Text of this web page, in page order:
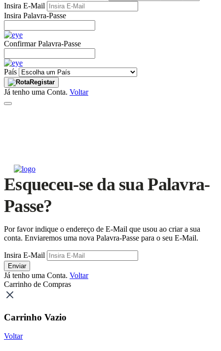
Insira E-Mail
Insira Palavra-Passe
Confirmar Palavra-Passe
País
Registar
Já tenho uma Conta. Voltar
Esqueceu-se da sua Palavra-
Passe?
Por favor indique o endereço de E-Mail que usou ao criar a sua
conta. Enviaremos uma nova Palavra-Passe para o seu E-Mail.
Insira E-Mail
Enviar
Já tenho uma Conta. Voltar
Carrinho de Compras
Carrinho Vazio
Voltar